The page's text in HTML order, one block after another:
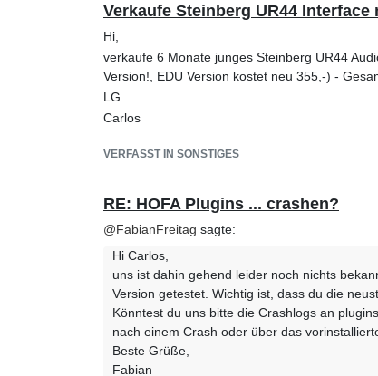
Verkaufe Steinberg UR44
Hi,
verkaufe 6 Monate junges Steinberg UR44
Version!, EDU Version kostet neu 355,-) -
LG
Carlos
VERFASST IN SONSTIGES
RE: HOFA Plugins ... crashen?
@FabianFreitag sagte:
Hi Carlos,
uns ist dahin gehend leider noch nichts
Version getestet. Wichtig ist, dass du die
Könntest du uns bitte die Crashlogs an
nach einem Crash oder über das
Beste Grüße,
Fabian